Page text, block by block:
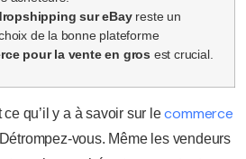
sur eBayreste un
de la bonne plateforme
pour la vente en gros est crucial.
qu’il y a à savoir sur lecommerce
vous. Même les vendeurs